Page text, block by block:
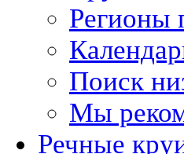
Регионы
Поиск
Мы
Речные